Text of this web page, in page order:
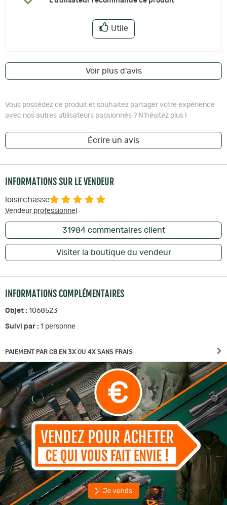
Utile
Voir plus d'avis
Vous possédez ce produit et souhaitez partager votre expérience
avec nos autres utilisateurs passionnés ? N'hésitez plus !
Écrire un avis
INFORMATIONS SUR LE VENDEUR
loisirchasse
Vendeur professionnel
31984commentaires client
Visiter la boutique du vendeur
INFORMATIONS COMPLÉMENTAIRES
Objet : 1068523
Suivi par : 1 personne
PAIEMENT PAR CB EN 3X OU 4X SANS FRAIS